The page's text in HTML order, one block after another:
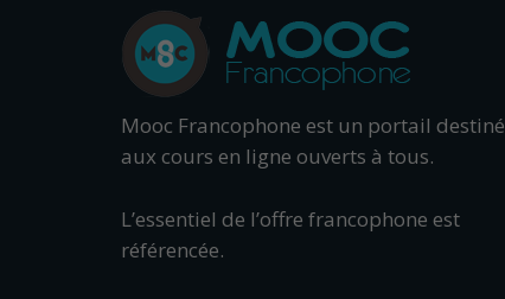
Mooc Francophone est un portail destiné
aux cours en ligne ouverts à tous.
L’essentiel de l’offre francophone est
référencée.